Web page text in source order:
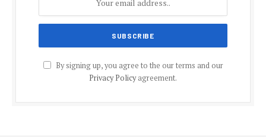
By signing up, you agree to the our terms and our
Privacy Policyagreement.